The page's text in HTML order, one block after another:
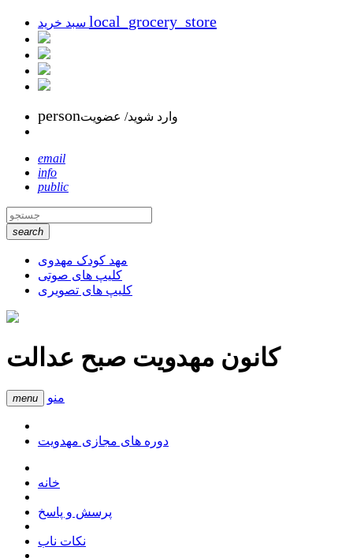
local_grocery_store
personوارد شوید/ عضویت
email
info
public
search
مهد کودک مهدوی
کلیپ های صوتی
کلیپ های تصویری
کانون مهدویت صبح عدالت
menu منو
دوره های مجازی مهدویت
خانه
پرسش و پاسخ
نکات ناب